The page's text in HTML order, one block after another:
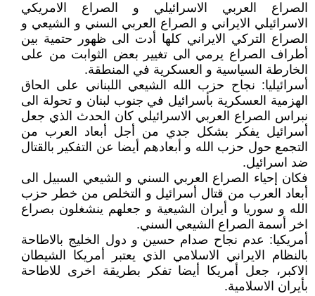
الصراع العربي الاسرائيلي و الصراع الامريكي
الاسرائيلي الايراني و الصراع العربي السني و الشيعي و
الصراع التركي الايراني كلها أدت الى ظهور حتمية بين
أطراف الصراع يرمي الى تغيير بعض الثوابت من على
الخارطة السياسية و العسكرية في المنطقة.
أسرائيليا: نجاح حزب الله الشيعي اللبناني على الحاق
الهزمية العسكرية بأسرائيل في جنوب لبنان و تحولة الى
نبراس الصراع العربي الاسرائيلي كان الحدث الذي جعل
أسرائيل يفكر بشكل جدي من أجل أبعاد العرب من
التجمع حول حزب الله و أبعادهم أيضا عن التفكير بالقتال
ضد اسرائيل.
فكان إحياء الصراع العربي السني و الشيعي السبيل الى
أبعاد العرب من قتال أسرائيل و التخلص من خطر حزب
الله و سوريا و أيران الشيعية و جعلهم ينشغلون بصراع
اخر أسمة الصراع الشيعي السني.
أمريكيا: عدم نجاح صدام حسين و دول الخليج بالاطاحة
بالنظام الايراني الاسلامي الذي يعتبر أمريكا الشيطان
الاكبر، جعل أمريكا أيضا تفكر بطريقة اخرى للاطاحة
بأيران الاسلامية.